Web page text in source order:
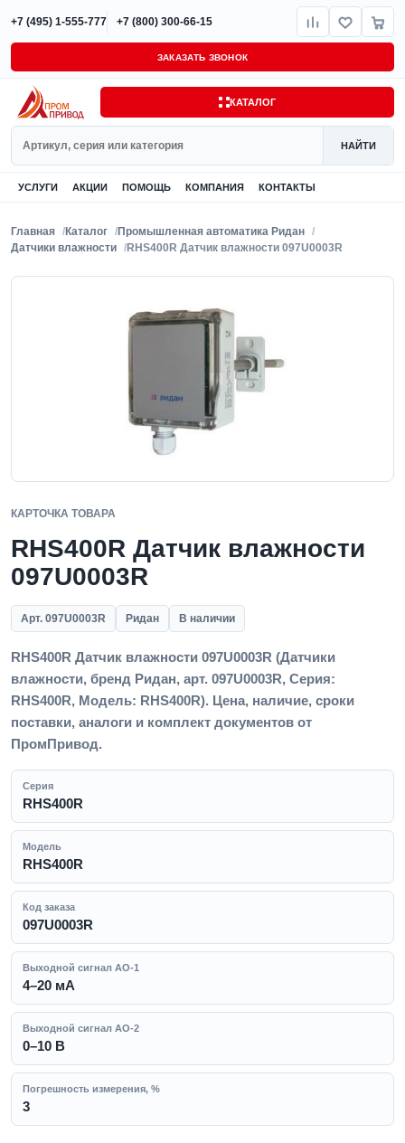
+7 (495) 1-555-777 +7 (800) 300-66-15
ЗАКАЗАТЬ ЗВОНОК
КАТАЛОГ
НАЙТИ
УСЛУГИ АКЦИИ ПОМОЩЬ КОМПАНИЯ КОНТАКТЫ
Главная Каталог
Промышленная автоматика Ридан
Датчики влажности
RHS400R Датчик влажности 097U0003R
КАРТОЧКА ТОВАРА
RHS400R Датчик влажности
097U0003R
Арт. 097U0003R Ридан В наличии
RHS400R Датчик влажности 097U0003R (Датчики
влажности, бренд Ридан, арт. 097U0003R, Серия:
RHS400R, Модель: RHS400R). Цена, наличие, сроки
поставки, аналоги и комплект документов от
ПромПривод.
Серия
RHS400R
Модель
RHS400R
Код заказа
097U0003R
Выходной сигнал AO-1
4–20 мА
Выходной сигнал AO-2
0–10 B
Погрешность измерения, %
3